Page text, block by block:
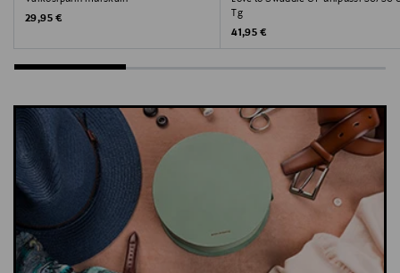
Original Price
29,95 €
Tg
Original Price
41,95 €